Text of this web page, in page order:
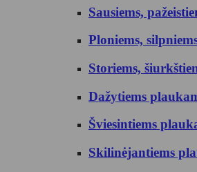
Sausiems,
Ploniems,
Storiems,
Dažytiems
Šviesintiems
Skilinėjantiems